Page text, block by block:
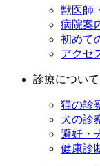
獣医師
病院案
初めて
アクセ
診療について
猫の診
犬の診
避妊・
健康診